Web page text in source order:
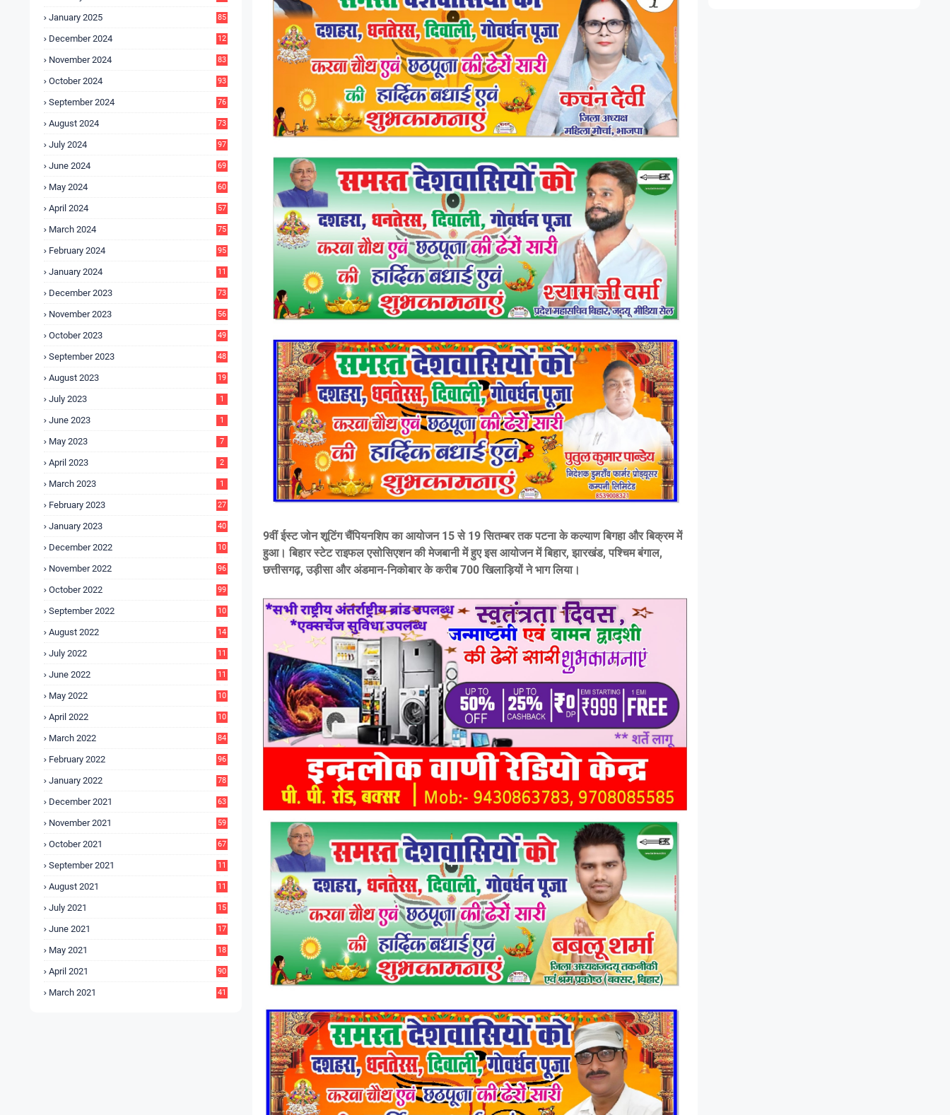
January 2025 85
December 2024
12
November 2024 83
October 2024 93
September 2024 76
August 2024 73
July 2024 97
June 2024 69
May 2024 60
April 2024 57
March 2024 75
February 2024 95
January 2024
11
December 2023 73
November 2023 56
October 2023 49
September 2023 48
August 2023 19
July 2023 1
June 2023 1
May 2023 7
April 2023 2
March 2023 1
February 2023 27
January 2023 40
December 2022
10
November 2022 96
October 2022 99
September 2022
10
August 2022
14
July 2022
11
June 2022
11
May 2022
10
April 2022
10
March 2022 84
February 2022 96
January 2022 78
December 2021 63
November 2021 59
October 2021 67
September 2021
11
August 2021
11
July 2021
15
June 2021
17
May 2021
18
April 2021 90
March 2021 41
9वीं ईस्ट जोन शूटिंग चैंपियनशिप का आयोजन 15 से 19 सितम्बर तक पटना के कल्याण बिगहा और बिक्रम में
हुआ। बिहार स्टेट राइफल एसोसिएशन की मेजबानी में हुए इस आयोजन में बिहार, झारखंड, पश्चिम बंगाल,
छत्तीसगढ़, उड़ीसा और अंडमान-निकोबार के करीब 700 खिलाड़ियों ने भाग लिया।